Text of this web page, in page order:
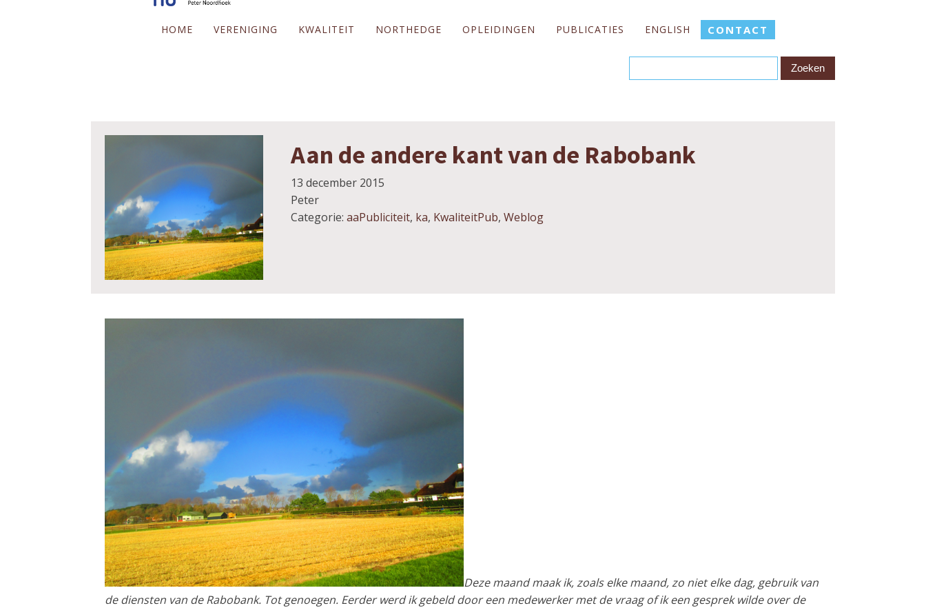
HOME VERENIGING KWALITEIT NORTHEDGE OPLEIDINGEN PUBLICATIES ENGLISH CONTACT
Aan de andere kant van de Rabobank
13 december 2015
Peter
Categorie: aaPubliciteit, ka, KwaliteitPub, Weblog
Deze maand maak ik, zoals elke maand, zo niet elke dag, gebruik van
de diensten van de Rabobank. Tot genoegen. Eerder werd ik gebeld door een medewerker met de vraag of ik een gesprek wilde over de